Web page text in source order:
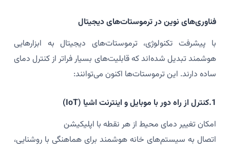
فناوری‌های نوین در ترموستات‌های دیجیتال
با پیشرفت تکنولوژی، ترموستات‌های دیجیتال به ابزارهایی
هوشمند تبدیل شده‌اند که قابلیت‌های بسیار فراتر از کنترل دمای
ساده دارند. این ترموستات‌ها اکنون می‌توانند:
1.کنترل از راه دور با موبایل و اینترنت اشیا (IoT)
امکان تغییر دمای محیط از هر نقطه با اپلیکیشن
اتصال به سیستم‌های خانه هوشمند برای هماهنگی با روشنایی،